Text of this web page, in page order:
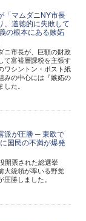
「マムダニNY市長
、道徳的に失敗して
の根本にある嫉妬
ニ市長が、巨額の財政
て富裕層課税を主張す
ワシントン・ポスト紙
みの中心には『嫉妬の
た。
派が圧勝 ─ 東欧で
国民の不満が爆発
開票された総選挙
大統領が率いる野党
圧勝しました。